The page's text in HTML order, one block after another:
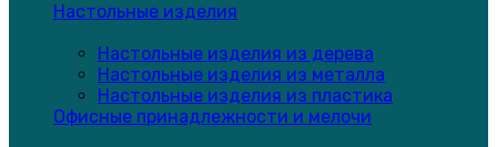
Настольные изделия
Настольные изделия из дерева
Настольные изделия из металла
Настольные изделия из пластика
Офисные принадлежности и мелочи